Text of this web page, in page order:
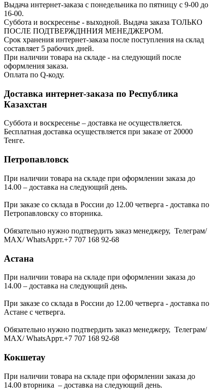
Выдача интернет-заказа с понедельника по пятницу с 9-00 до
16-00.
Суббота и воскресенье - выходной. Выдача заказа ТОЛЬКО
ПОСЛЕ ПОДТВЕРЖДННИЯ МЕНЕДЖЕРОМ.
Срок хранения интернет-заказа после поступления на склад
составляет 5 рабочих дней.
При наличии товара на складе - на следующий после
оформления заказа.
Оплата по Q-коду.
Доставка интернет-заказа по Республика
Казахстан
Суббота и воскресенье – доставка не осуществляется.
Бесплатная доставка осуществляется при заказе от 20000
Тенге.
Петропавловск
При наличии товара на складе при оформлении заказа до
14.00 – доставка на следующий день.
При заказе со склада в России до 12.00 четверга - доставка по
Петропавловску со вторника.
Обязательно нужно подтвердить заказ менеджеру, Телеграм/
МАХ/ WhatsAppт.+7 707 168 92-68
Астана
При наличии товара на складе при оформлении заказа до
14.00 – доставка на следующий день.
При заказе со склада в России до 12.00 четверга - доставка по
Астане с четверга.
Обязательно нужно подтвердить заказ менеджеру, Телеграм/
МАХ/ WhatsAppт.+7 707 168 92-68
Кокшетау
При наличии товара на складе при оформлении заказа до
14.00 вторника – доставка на следующий день.